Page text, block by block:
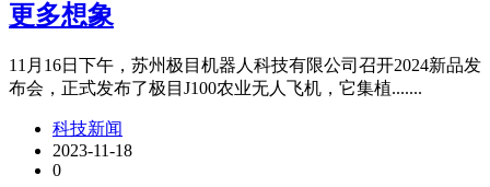
更多想象
11月16日下午，苏州极目机器人科技有限公司召开2024新品发
布会，正式发布了极目J100农业无人飞机，它集植.......
科技新闻
2023-11-18
0